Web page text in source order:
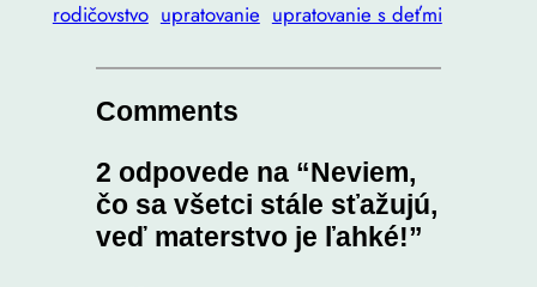
rodičovstvo upratovanie upratovanie s deťmi
Comments
2 odpovede na “Neviem,
čo sa všetci stále sťažujú,
veď materstvo je ľahké!”